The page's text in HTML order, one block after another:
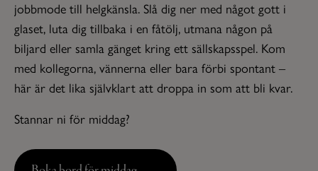
jobbmode till helgkänsla. Slå dig ner med något gott i
glaset, luta dig tillbaka i en fåtölj, utmana någon på
biljard eller samla gänget kring ett sällskapsspel. Kom
med kollegorna, vännerna eller bara förbi spontant –
här är det lika självklart att droppa in som att bli kvar.
Stannar ni för middag?